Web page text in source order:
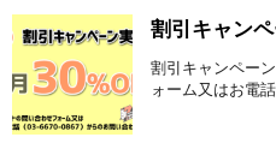
割引キャンペ
割引キャンペー
ォーム又はお電